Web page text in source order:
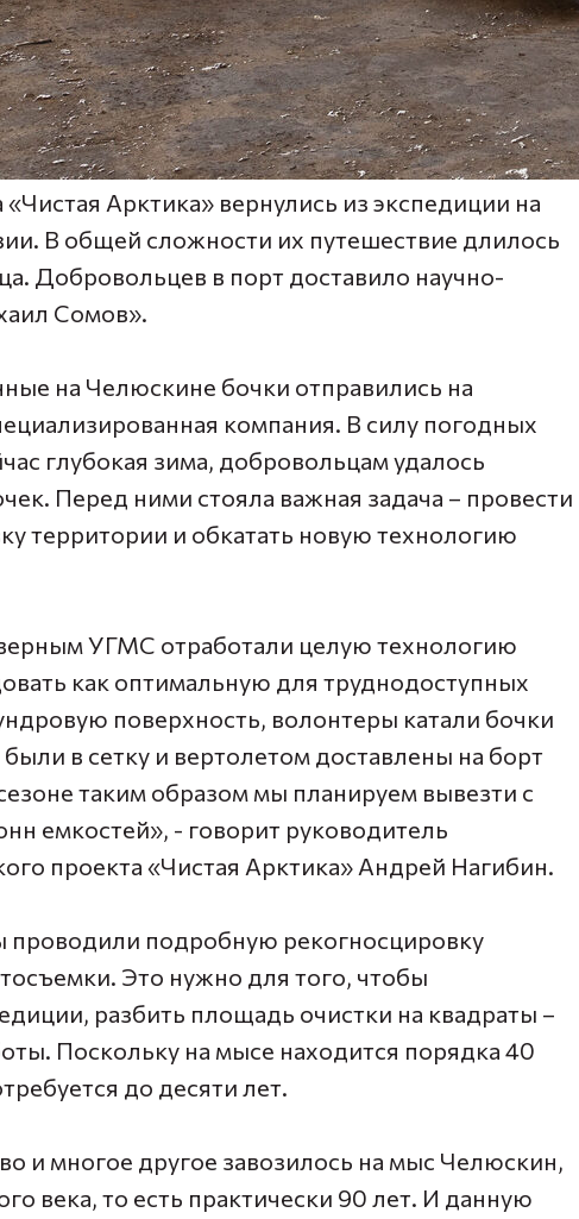
Арктика» вернулись из экспедиции на
В общей сложности их путешествие длилось
Добровольцев в порт доставило научно-
Сомов».
на Челюскине бочки отправились на
компания. В силу погодных
глубокая зима, добровольцам удалось
Перед ними стояла важная задача – провести
территории и обкатать новую технологию
УГМС отработали целую технологию
как оптимальную для труднодоступных
поверхность, волонтеры катали бочки
в сетку и вертолетом доставлены на борт
таким образом мы планируем вывезти с
емкостей», - говорит руководитель
проекта «Чистая Арктика» Андрей Нагибин.
проводили подробную рекогносцировку
Это нужно для того, чтобы
разбить площадь очистки на квадраты –
Поскольку на мысе находится порядка 40
до десяти лет.
и многое другое завозилось на мыс Челюскин,
века, то есть практически 90 лет. И данную